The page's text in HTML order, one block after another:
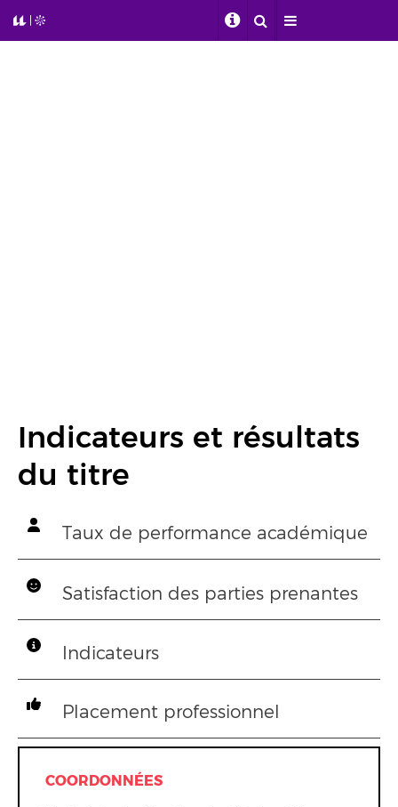
Indicateurs et résultats
du titre
Taux de performance académique
Satisfaction des parties prenantes
Indicateurs
Placement professionnel
COORDONNÉES